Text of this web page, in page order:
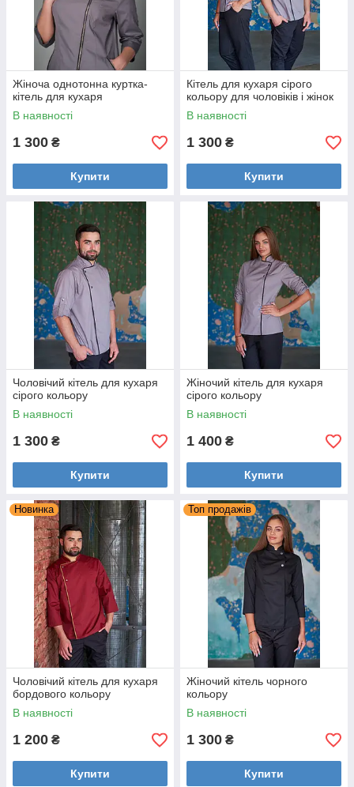
Ви залишитеся задоволені нашою
уніформою на 100%
У нас хороші тканини
Працюємо з міцними, зносостійкими тканинами з
Європи.
Наші вироби практичні
Ми шиємо за стандартами сфери HoReCa.
Ми працюємо з вітчизняними
розмірами
І ви зможете легко вибрати правильний.
Наша уніформа довговічна
Це можливо за рахунок якісного професійного
пошиття, анатомічно правильного крою і міцних
Пропонуємо дизайнерські
рішення
Всі вироби створені і розроблені нашим
дизайнером. Це ексклюзив!
Ставимо доступні ціни
завжди мінімальні.
Жіноча однотонна куртка-
кітель для кухаря
В наявності
1 300 ₴
Купити
Кітель для кухаря сірого
кольору для чоловіків і жінок
В наявності
1 300 ₴
Купити
Чоловічий кітель для кухаря
сірого кольору
В наявності
1 300 ₴
Купити
Жіночий кітель для кухаря
сірого кольору
В наявності
1 400 ₴
Купити
Новинка
Чоловічий кітель для кухаря
бордового кольору
В наявності
1 200 ₴
Купити
Топ продажів
Жіночий кітель чорного
кольору
В наявності
1 300 ₴
Купити